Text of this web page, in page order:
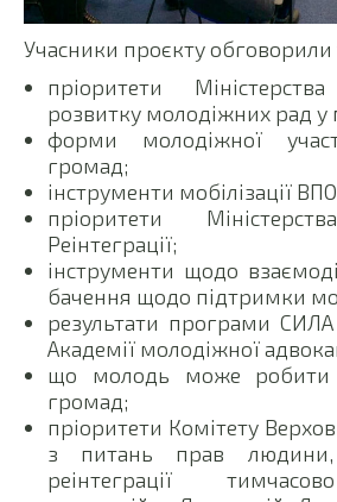
Учасники проєкту обговорили
пріоритети
розвитку молодіжних рад у
форми молодіжної
громад;
інструменти мобілізації
пріоритети
Реінтеграції;
інструменти щодо
бачення щодо підтримки
результати програми СИЛА
Академії молодіжної
що молодь може робити
громад;
пріоритети Комітету
з питань прав людини,
реінтеграції